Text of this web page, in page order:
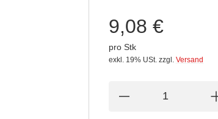
9,08 €
pro Stk
exkl. 19% USt. zzgl. Versand